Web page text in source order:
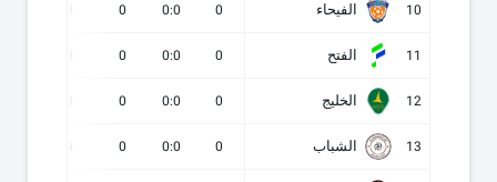
10 الفيحاء 0
0:0
0
11 الفتح 0
0:0
0
12 الخليج 0
0:0
0
13 الشباب 0
0:0
0